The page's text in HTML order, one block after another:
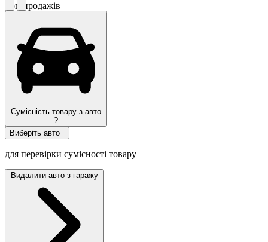
Топ продажів
Сумісність товару з авто
?
Виберіть авто
для перевірки сумісності товару
Видалити авто з гаражу